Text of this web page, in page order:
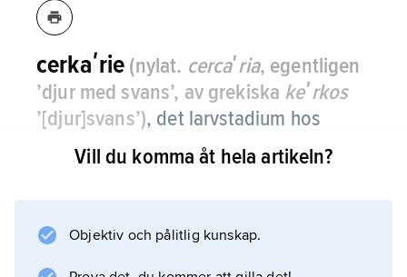
cerkaʹrie (nylat. cercaʹria, egentligen
’djur med svans’, av grekiska keʹrkos
’[djur]svans’), det larvstadium hos
plattmaskklassen digena sugmaskar
som utvecklas till den könsmogna
Kroppen är ofta äggformig eller cylindrisk, i
Vill du komma åt hela artikeln?
Objektiv och pålitlig kunskap.